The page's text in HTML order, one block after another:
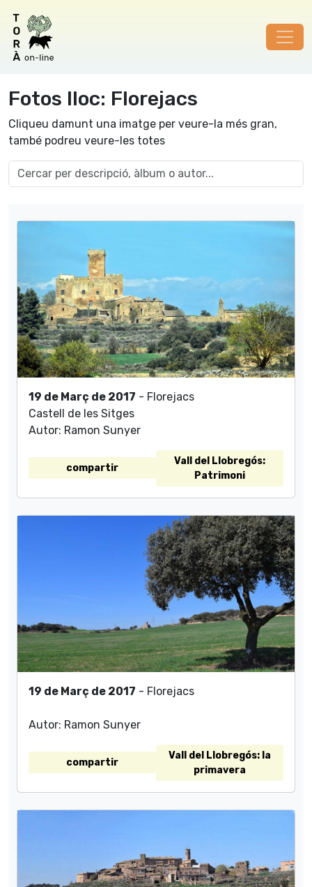
Fotos lloc: Florejacs
Cliqueu damunt una imatge per veure-la més gran,
també podreu veure-les totes
19 de Març de 2017 - Florejacs
Castell de les Sitges
Autor: Ramon Sunyer
compartir
Vall del Llobregós:
Patrimoni
19 de Març de 2017 - Florejacs
Autor: Ramon Sunyer
compartir
Vall del Llobregós: la
primavera